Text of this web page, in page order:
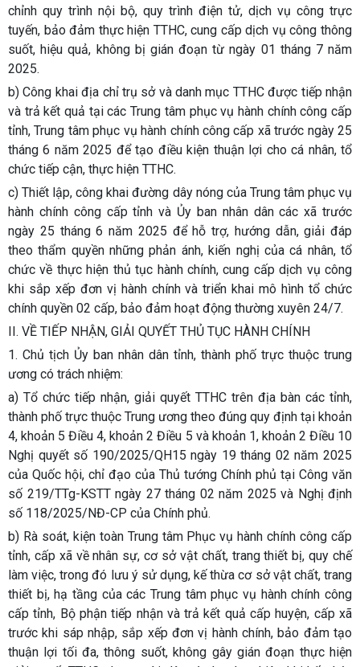
chỉnh quy trình nội bộ, quy trình điện tử, dịch vụ công trực
tuyến, bảo đảm thực hiện TTHC, cung cấp dịch vụ công thông
suốt, hiệu quả, không bị gián đoạn từ ngày 01 tháng 7 năm
2025.
b) Công khai địa chỉ trụ sở và danh mục TTHC được tiếp nhận
và trả kết quả tại các Trung tâm phục vụ hành chính công cấp
tỉnh, Trung tâm phục vụ hành chính công cấp xã trước ngày 25
tháng 6 năm 2025 để tạo điều kiện thuận lợi cho cá nhân, tổ
chức tiếp cận, thực hiện TTHC.
c) Thiết lập, công khai đường dây nóng của Trung tâm phục vụ
hành chính công cấp tỉnh và Ủy ban nhân dân các xã trước
ngày 25 tháng 6 năm 2025 để hỗ trợ, hướng dẫn, giải đáp
theo thẩm quyền những phản ánh, kiến nghị của cá nhân, tổ
chức về thực hiện thủ tục hành chính, cung cấp dịch vụ công
khi sắp xếp đơn vị hành chính và triển khai mô hình tổ chức
chính quyền 02 cấp, bảo đảm hoạt động thường xuyên 24/7.
II. VỀ TIẾP NHẬN, GIẢI QUYẾT THỦ TỤC HÀNH CHÍNH
1. Chủ tịch Ủy ban nhân dân tỉnh, thành phố trực thuộc trung
ương có trách nhiệm:
a) Tổ chức tiếp nhận, giải quyết TTHC trên địa bàn các tỉnh,
thành phố trực thuộc Trung ương theo đúng quy định tại khoản
4, khoản 5 Điều 4, khoản 2 Điều 5 và khoản 1, khoản 2 Điều 10
Nghị quyết số 190/2025/QH15 ngày 19 tháng 02 năm 2025
của Quốc hội, chỉ đạo của Thủ tướng Chính phủ tại Công văn
số 219/TTg-KSTT ngày 27 tháng 02 năm 2025 và Nghị định
số 118/2025/NĐ-CP của Chính phủ.
b) Rà soát, kiện toàn Trung tâm Phục vụ hành chính công cấp
tỉnh, cấp xã về nhân sự, cơ sở vật chất, trang thiết bị, quy chế
làm việc, trong đó lưu ý sử dụng, kế thừa cơ sở vật chất, trang
thiết bị, hạ tầng của các Trung tâm phục vụ hành chính công
cấp tỉnh, Bộ phận tiếp nhận và trả kết quả cấp huyện, cấp xã
trước khi sáp nhập, sắp xếp đơn vị hành chính, bảo đảm tạo
thuận lợi tối đa, thông suốt, không gây gián đoạn thực hiện